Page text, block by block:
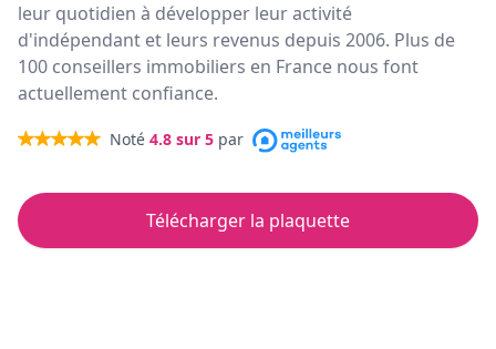
leur quotidien à développer leur activité
d'indépendant et leurs revenus depuis 2006. Plus de
100 conseillers immobiliers en France nous font
actuellement confiance.
Noté 4.8 sur 5 par
Télécharger la plaquette